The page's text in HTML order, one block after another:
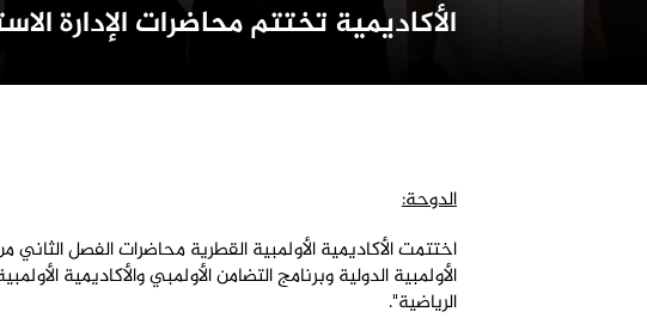
الأكاديمية تختتم محاضرات الإدارة
الدوحة:
اختتمت الأكاديمية الأولمبية القطرية محاضرات الفصل
الأولمبية الدولية وبرنامج التضامن الأولمبي والأكاديمية
الرياضية".